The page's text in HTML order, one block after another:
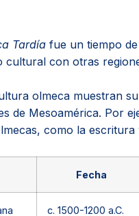
Tardía fue un tiempo
cultural con otras
olmeca muestran
de Mesoamérica. Por
como la
Fecha
c. 1500-1200 a.C.